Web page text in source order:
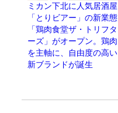
ミカン下北に人気居酒屋
「とりビアー」の新業態
「鶏肉食堂ザ・トリフタ
ーズ」がオープン。鶏肉
を主軸に、自由度の高い
新ブランドが誕生